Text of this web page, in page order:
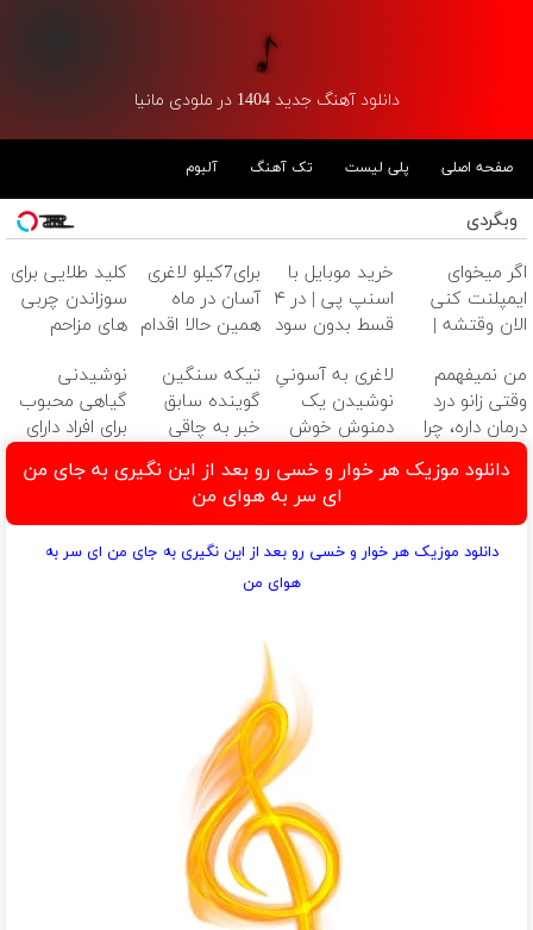
دانلود آهنگ جدید 1404 در ملودی مانیا
صفحه اصلی پلی لیست تک آهنگ آلبوم
وبگردی
اگر میخوای
ایمپلنت کنی
الان وقتشه |
میلیون تومان!!!
خرید موبایل با
اسنپ پی | در ۴
قسط بدون سود
برای7کیلو لاغری
آسان در ماه
همین حالا اقدام
قیمت قدیم
کلید طلایی برای
سوزاندن چربی
های مزاحم
تا امشب)
من نمیفهمم
وقتی زانو درد
درمان داره، چرا
دردش رو داری
تحمل میکنی؟❗
لاغری به آسونیِ
نوشیدن یک
دمنوش خوش
تیکه سنگین
گوینده سابق
خبر به چاقی
برنامه زنده😳
ببین چیشد
نوشیدنی
گیاهی محبوب
برای افراد دارای
60%تخفیف
دانلود موزیک هر خوار و خسی رو بعد از این نگیری به جای من
ای سر به هوای من
دانلود موزیک هر خوار و خسی رو بعد از این نگیری به جای من ای سر به
هوای من